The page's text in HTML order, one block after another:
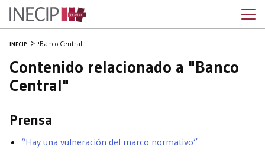
INECIP 'Banco Central'
Contenido relacionado a "Banco
Central"
Prensa
“Hay una vulneración del marco normativo”